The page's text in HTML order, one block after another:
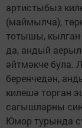
артистыбыз
(маймылча),
тотышы, кылган
да, андый
әйтмәкче була.
беренчедән,
килешә торган
сагышларны
Юмор турында